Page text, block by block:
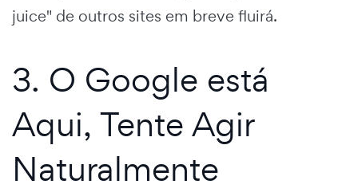
juice" de outros sites em breve fluirá.
3. O Google está
Aqui, Tente Agir
Naturalmente